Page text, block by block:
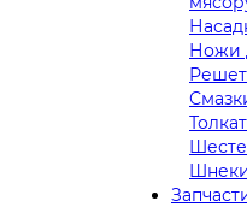
Ножи